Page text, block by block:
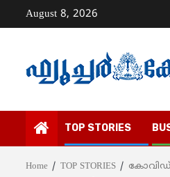
August 8, 2026
TOP STORIES
Home TOP STORIES കോവിഡ്